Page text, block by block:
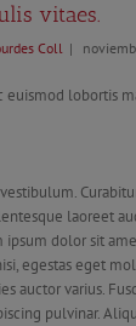
vitaes.
Coll |
euismod lobortis
laoreet
ipsum dolor sit
egestas eget
auctor varius.
pulvinar.